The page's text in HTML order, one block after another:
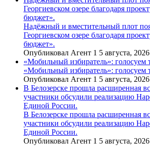
Георгиевском озере благодаря
бюджет».
Надёжный и вместительный плот
Георгиевском озере благодаря
бюджет».
Опубликовал Агент 1 5 августа, 2026
«Мобильный избиратель»: голосуем
«Мобильный избиратель»: голосуем
Опубликовал Агент 1 5 августа, 2026
В Белозерске прошла расширенная
участники обсудили реализацию
Единой России.
В Белозерске прошла расширенная
участники обсудили реализацию
Единой России.
Опубликовал Агент 1 5 августа, 2026